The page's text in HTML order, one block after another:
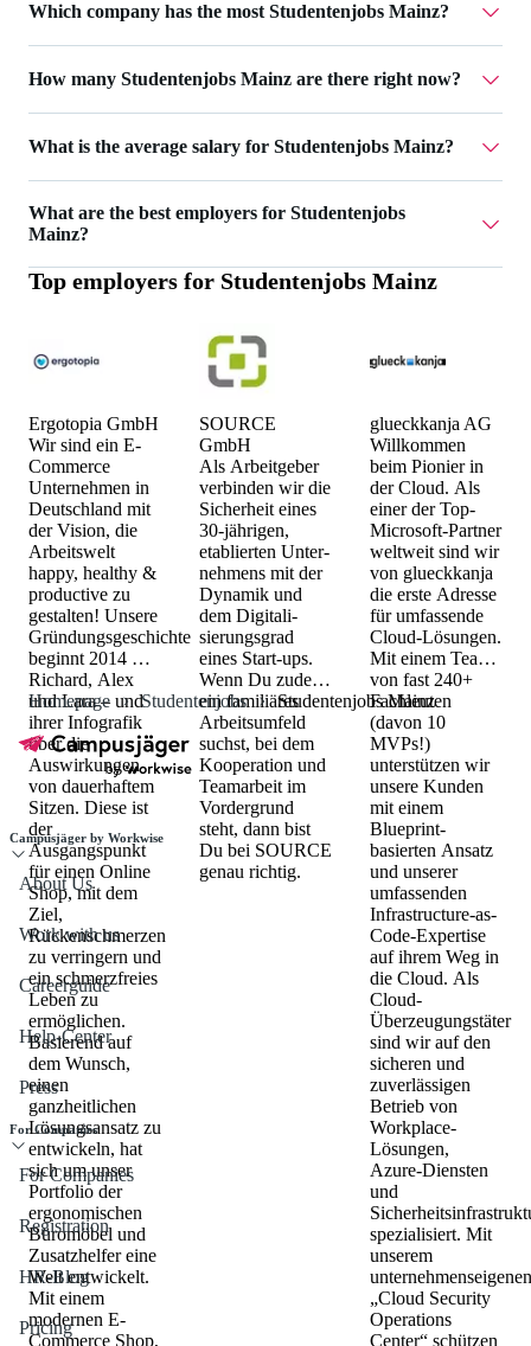
Which company has the most Studentenjobs Mainz?
How many Studentenjobs Mainz are there right now?
What is the average salary for Studentenjobs Mainz?
What are the best employers for Studentenjobs
Mainz?
The best employers for Studentenjobs Mainz are Ergotopia
Top employers for Studentenjobs Mainz
Ergotopia GmbH
Wir sind ein E-
Commerce
Unternehmen in
Deutschland mit
der Vision, die
Arbeitswelt
happy, healthy &
productive zu
gestalten! Unsere
Gründungsgeschichte
beginnt 2014 mit
Richard, Alex
und Lara – und
ihrer Infografik
über die
Auswirkungen
von dauerhaftem
Sitzen. Diese ist
der
Ausgangspunkt
für einen Online
Shop, mit dem
Ziel,
Rückenschmerzen
zu verringern und
ein schmerzfreies
Leben zu
ermöglichen.
Basierend auf
dem Wunsch,
einen
ganzheitlichen
Lösungsansatz zu
entwickeln, hat
sich um unser
Portfolio der
ergonomischen
Büromöbel und
Zusatzhelfer eine
Welt entwickelt.
Mit einem
modernen E-
Commerce Shop,
SOURCE
GmbH
Als Arbeitgeber
verbin­den wir die
Sicherheit eines
30-jährigen,
etablierten Unter­
nehmens mit der
Dynamik und
dem Digitali­
sierungs­grad
eines Start-ups.
Wenn Du zudem
ein familiäres
Arbeits­umfeld
suchst, bei dem
Kooperation und
Teamarbeit im
Vordergrund
steht, dann bist
Du bei SOURCE
genau richtig.
glueckkanja AG
Willkommen
beim Pionier in
der Cloud. Als
einer der Top-
Microsoft-Partner
weltweit sind wir
von glueckkanja
die erste Adresse
für umfassende
Cloud-Lösungen.
Mit einem Team
von fast 240+
Fachleuten
(davon 10
MVPs!)
unterstützen wir
unsere Kunden
mit einem
Blueprint-
basierten Ansatz
und unserer
umfassenden
Infrastructure-as-
Code-Expertise
auf ihrem Weg in
die Cloud. Als
Cloud-
Überzeugungstäter
sind wir auf den
sicheren und
zuverlässigen
Betrieb von
Workplace-
Lösungen,
Azure-Diensten
und
spezialisiert. Mit
unserem
unternehmenseigenen
„Cloud Security
Operations
Center“ schützen
Homepage Studentenjobs Studentenjobs Mainz
Campusjäger by Workwise
About Us
Work with us
Careerguide
Help-Center
Press
For Companies
For Companies
Registration
HR-Blog
Pricing